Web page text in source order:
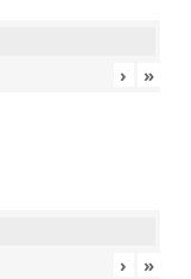
› »
› »